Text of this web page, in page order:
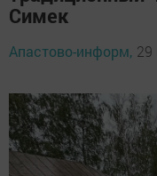
Симек
Апастово-информ, 29